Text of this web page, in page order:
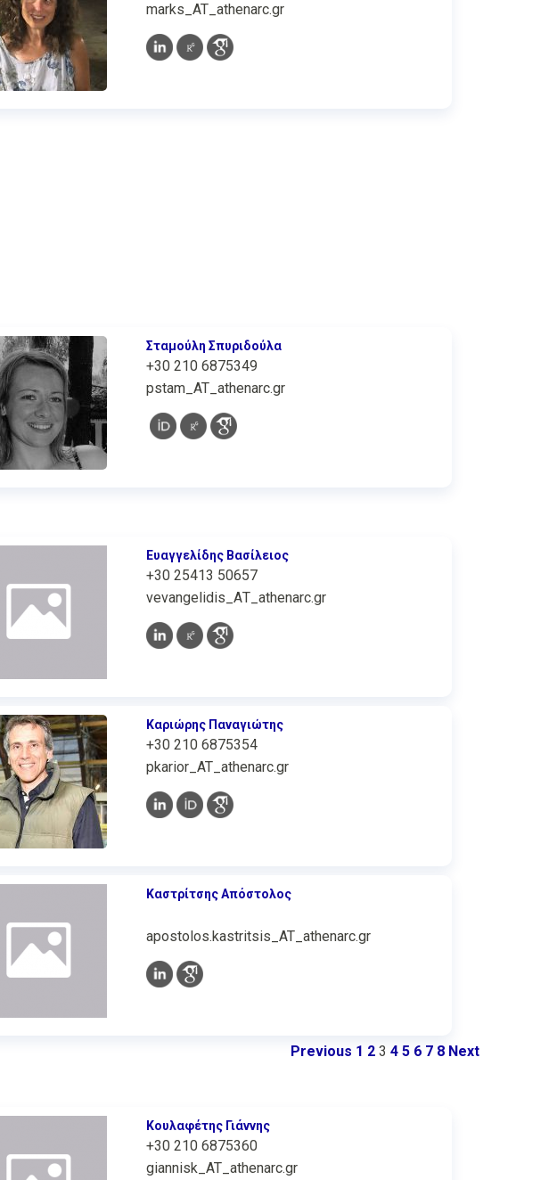
marks_AT_athenarc.gr
Σταμούλη Σπυριδούλα
+30 210 6875349
pstam_AT_athenarc.gr
Ευαγγελίδης Βασίλειος
+30 25413 50657
vevangelidis_ΑΤ_athenarc.gr
Καριώρης Παναγιώτης
+30 210 6875354
pkarior_AT_athenarc.gr
Καστρίτσης Απόστολος
apostolos.kastritsis_AT_athenarc.gr
Previous 1 2 3 4 5 6 7 8 Next
Κουλαφέτης Γιάννης
+30 210 6875360
giannisk_AT_athenarc.gr